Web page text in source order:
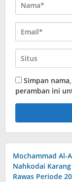
Simpan
peramban ini
Mochammad Al-
Nahkodai
Rawas Periode